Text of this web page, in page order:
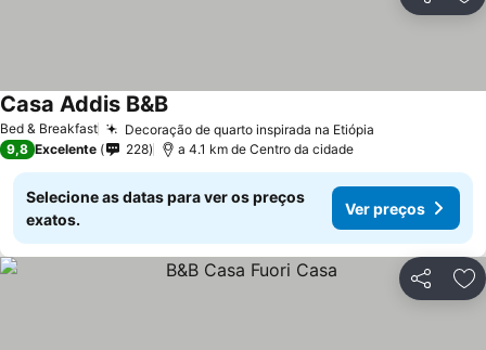
Bed & Breakfast Decoração de quarto inspirada na Etiópia
Casa Addis B&B
9,8 Excelente 228 a 4.1 km de Centro da cidade
Selecione as datas para ver os preços
exatos.
Ver preços
Partilhar